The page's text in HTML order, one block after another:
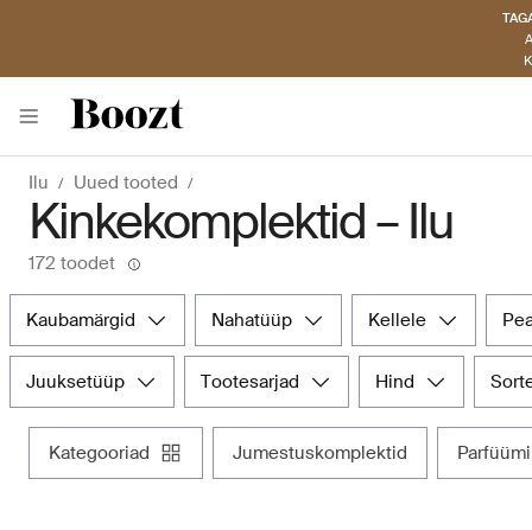
Ilu Uued tooted
Kinkekomplektid – Ilu
172 toodet
kaubamärgid nahatüüp kellele
juuksetüüp tootesarjad hind
kategooriad jumestuskomplektid